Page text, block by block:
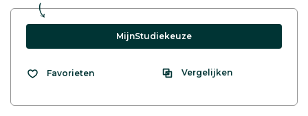
MijnStudiekeuze
Favorieten Vergelijken